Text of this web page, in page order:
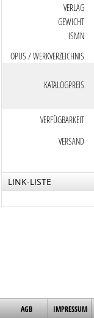
VERLAG
GEWICHT
ISMN
OPUS / WERKVERZEICHNIS
KATALOGPREIS
VERFÜGBARKEIT
VERSAND
LINK-LISTE
AGB IMPRESSUM